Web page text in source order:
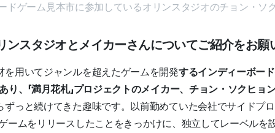
ドゲーム見本市に参加しているオリンスタジオのチョン・ソ
ンスタジオとメイカーさんについてご紹介をお願
を用いてジャンルを超えたゲームを開発するインディーボー
り、「満月花札」プロジェクトのメイカー、チョン・ソクヒョ
っと続けてきた趣味です。以前勤めていた会社でサイドプロ
ームをリリースしたことをきっかけに、独立してレーベルを